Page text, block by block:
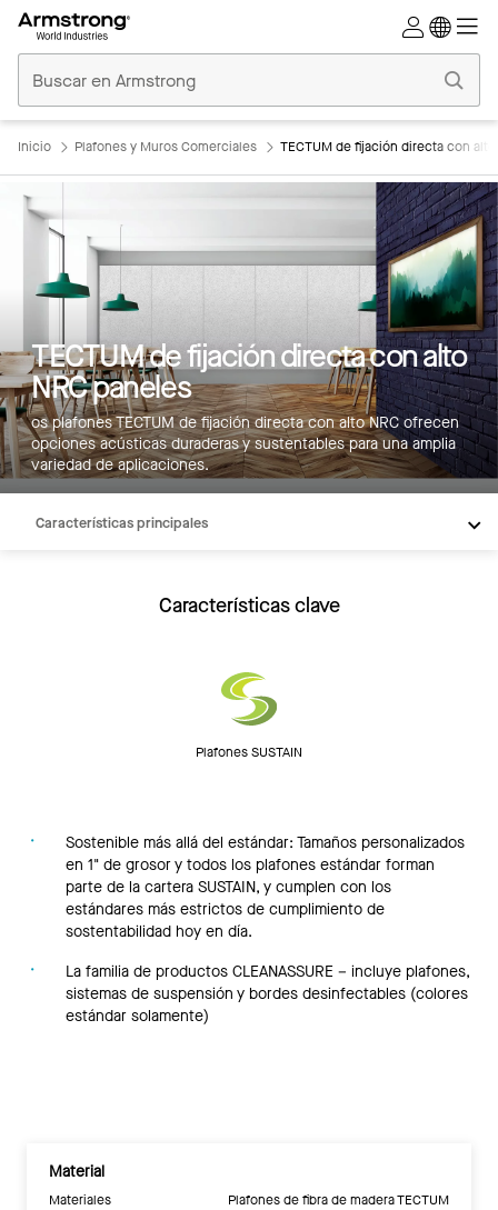
Comerciales
Inicio
Inicio Plafones y Muros Comerciales TECTUM de fijación directa con alto
TECTUM de fijación directa con alto
NRC paneles
os plafones TECTUM de fijación directa con alto NRC ofrecen
opciones acústicas duraderas y sustentables para una amplia
variedad de aplicaciones.
Características principales
Características clave
Plafones SUSTAIN
Sostenible más allá del estándar: Tamaños personalizados
en 1" de grosor y todos los plafones estándar forman
parte de la cartera SUSTAIN, y cumplen con los
estándares más estrictos de cumplimiento de
sostentabilidad hoy en día.
La familia de productos CLEANASSURE – incluye plafones,
sistemas de suspensión y bordes desinfectables (colores
estándar solamente)
Material
Materiales Plafones de fibra de madera TECTUM